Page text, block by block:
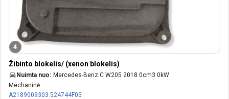
4
Žibinto blokelis/ (xenon blokelis)
Nuimta nuo: Mercedes-Benz C W205 2018 0cm3 0kW
Mechaninė
A2189009303 524744F05